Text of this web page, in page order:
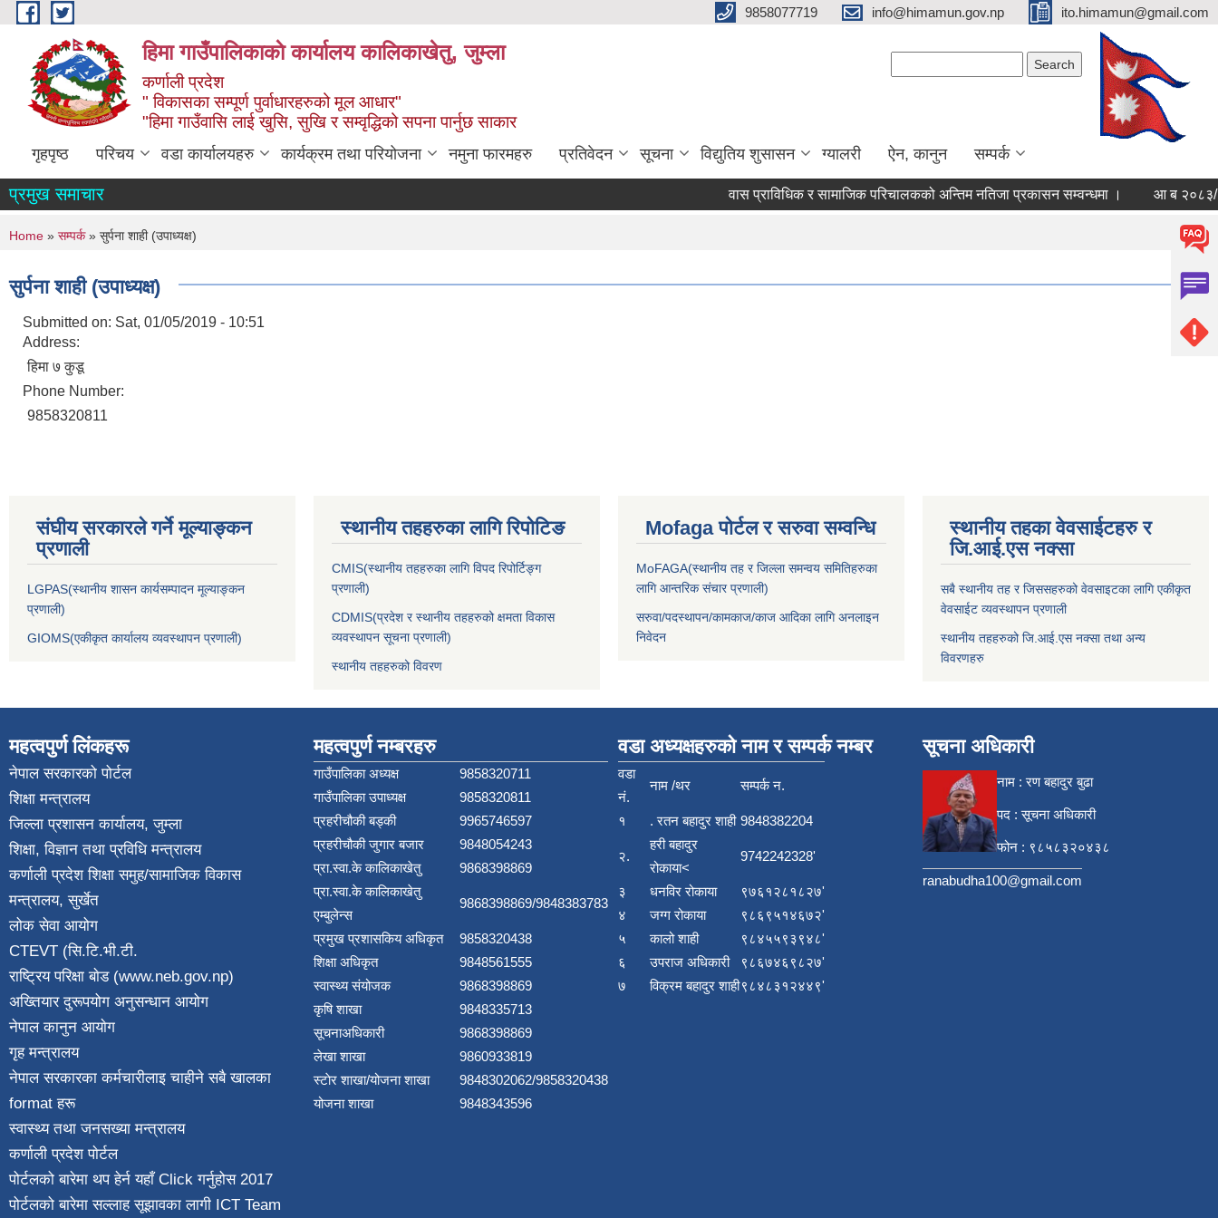
Skip to main content 9858077719 info@himamun.gov.np ito.himamun@gmail.com
हिमा गाउँपालिकाकाे कार्यालय कालिकाखेतु, जुम्ला
कर्णाली प्रदेश
" विकासका सम्पूर्ण पुर्वाधारहरुको मूल आधार"
"हिमा गाउँवासि लाई खुसि, सुखि र सम्वृद्धिको सपना पार्नुछ साकार
गृहपृष्ठ परिचय वडा कार्यालयहरु कार्यक्रम तथा परियोजना नमुना फारमहरु प्रतिवेदन सूचना विद्युतिय शुसासन ग्यालरी ऐन, कानुन सम्पर्क
प्रमुख समाचार वास प्राविधिक र सामाजिक परिचालकको अन्तिम नतिजा प्रकासन सम्वन्धमा । आ ब २०८३/
You are here
Home » सम्पर्क» सुर्पना शाही (उपाध्यक्ष)
सुर्पना शाही (उपाध्यक्ष)
Submitted on: Sat, 01/05/2019 - 10:51
Address:
हिमा ७ कुडू
Phone Number:
9858320811
संघीय सरकारले गर्ने मूल्याङ्कन
प्रणाली
LGPAS(स्थानीय शासन कार्यसम्पादन मूल्याङ्कन
प्रणाली)
GIOMS(एकीकृत कार्यालय व्यवस्थापन प्रणाली)
स्थानीय तहहरुका लागि रिपोटिङ
CMIS(स्थानीय तहहरुका लागि विपद रिपोर्टिङ्ग
प्रणाली)
CDMIS(प्रदेश र स्थानीय तहहरुको क्षमता विकास
व्यवस्थापन सूचना प्रणाली)
स्थानीय तहहरुको विवरण
Mofaga पोर्टल र सरुवा सम्वन्धि
MoFAGA(स्थानीय तह र जिल्ला समन्वय समितिहरुका
लागि आन्तरिक संचार प्रणाली)
सरुवा/पदस्थापन/कामकाज/काज आदिका लागि अनलाइन
निवेदन
स्थानीय तहका वेवसाईटहरु र
जि.आई.एस नक्सा
सबै स्थानीय तह र जिससहरुको वेवसाइटका लागि एकीकृत
वेवसाईट व्यवस्थापन प्रणाली
स्थानीय तहहरुको जि.आई.एस नक्सा तथा अन्य
विवरणहरु
महत्वपुर्ण लिंकहरू
नेपाल सरकारको पोर्टल
शिक्षा मन्त्रालय
जिल्ला प्रशासन कार्यालय, जुम्ला
शिक्षा, विज्ञान तथा प्रविधि मन्त्रालय
कर्णाली प्रदेश शिक्षा समुह/सामाजिक विकास
मन्त्रालय, सुर्खेत
लोक सेवा आयोग
CTEVT (सि.टि.भी.टी.
राष्ट्रिय परिक्षा बाेड (www.neb.gov.np)
अख्तियार दुरूपयोग अनुसन्धान आयोग
नेपाल कानुन आयाेग
गृह मन्त्रालय
नेपाल सरकारका कर्मचारीलाइ चाहीने सबै खालका
format हरू
स्वास्थ्य तथा जनस‌ख्या मन्त्रालय
कर्णाली प्रदेश पाेर्टल
पोर्टलको बारेमा थप हेर्नयहाँ Click गर्नुहोस2017
पोर्टलको बारेमा सल्लाह सूझावका लागी ICT Team
महत्वपुर्ण नम्बरहरु
गाउँपालिका अध्यक्ष
9858320711
गाउँपालिका उपाध्यक्ष
9858320811
प्रहरीचौकी बड्की
9965746597
प्रहरीचौकी जुगार बजार
9848054243
प्रा.स्वा.के कालिकाखेतु
9868398869
प्रा.स्वा.के कालिकाखेतु
एम्बुलेन्स
9868398869/9848383783
प्रमुख प्रशासकिय अधिकृत
9858320438
शिक्षा अधिकृत
9848561555
स्वास्थ्य संयोजक
9868398869
कृषि शाखा
9848335713
सूचनाअधिकारी
9868398869
लेखा शाखा
9860933819
स्टाेर शाखा/योजना शाखा
9848302062/9858320438
योजना शाखा
9848343596
वडा अध्यक्षहरुको नाम र सम्पर्क नम्बर
वडा
नं.
नाम /थर सम्पर्क न.
१ . रतन बहादुर शाही 9848382204
२.
हरी बहादुर
रोकाया<
9742242328'
३ धनविर रोकाया
९७६१२८१८२७'
४
जग्ग रोकाया
९८६९५१४६७२'
५
कालो शाही
९८४५५९३९४८'
६
उपराज अधिकारी
९८६७४६९८२७'
७
विक्रम बहादुर शाही९८४८३१२४४९'
सूचना अधिकारी
नाम : रण बहादुर बुढा
पद : सूचना अधिकारी
फोन : ९८५८३२०४३८
ranabudha100@gmail.com